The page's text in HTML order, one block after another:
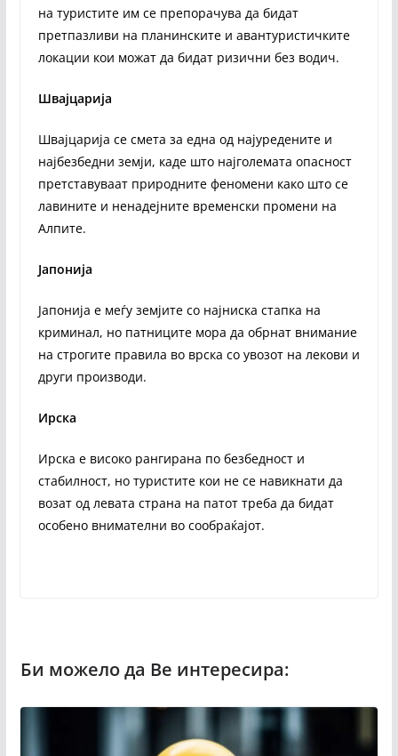
на туристите им се препорачува да бидат
претпазливи на планинските и авантуристичките
локации кои можат да бидат ризични без водич.
Швајцарија
Швајцарија се смета за една од најуредените и
најбезбедни земји, каде што најголемата опасност
претставуваат природните феномени како што се
лавините и ненадејните временски промени на
Алпите.
Јапонија
Јапонија е меѓу земјите со најниска стапка на
криминал, но патниците мора да обрнат внимание
на строгите правила во врска со увозот на лекови и
други производи.
Ирска
Ирска е високо рангирана по безбедност и
стабилност, но туристите кои не се навикнати да
возат од левата страна на патот треба да бидат
особено внимателни во сообраќајот.